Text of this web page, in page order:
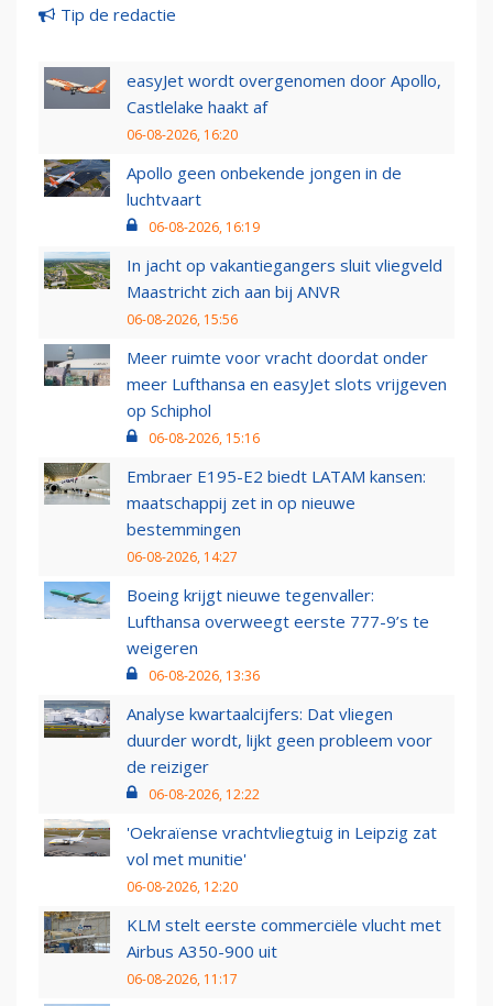
Tip de redactie
easyJet wordt overgenomen door Apollo,
Castlelake haakt af
06-08-2026, 16:20
Apollo geen onbekende jongen in de
luchtvaart
06-08-2026, 16:19
In jacht op vakantiegangers sluit vliegveld
Maastricht zich aan bij ANVR
06-08-2026, 15:56
Meer ruimte voor vracht doordat onder
meer Lufthansa en easyJet slots vrijgeven
op Schiphol
06-08-2026, 15:16
Embraer E195-E2 biedt LATAM kansen:
maatschappij zet in op nieuwe
bestemmingen
06-08-2026, 14:27
Boeing krijgt nieuwe tegenvaller:
Lufthansa overweegt eerste 777-9’s te
weigeren
06-08-2026, 13:36
Analyse kwartaalcijfers: Dat vliegen
duurder wordt, lijkt geen probleem voor
de reiziger
06-08-2026, 12:22
'Oekraïense vrachtvliegtuig in Leipzig zat
vol met munitie'
06-08-2026, 12:20
KLM stelt eerste commerciële vlucht met
Airbus A350-900 uit
06-08-2026, 11:17